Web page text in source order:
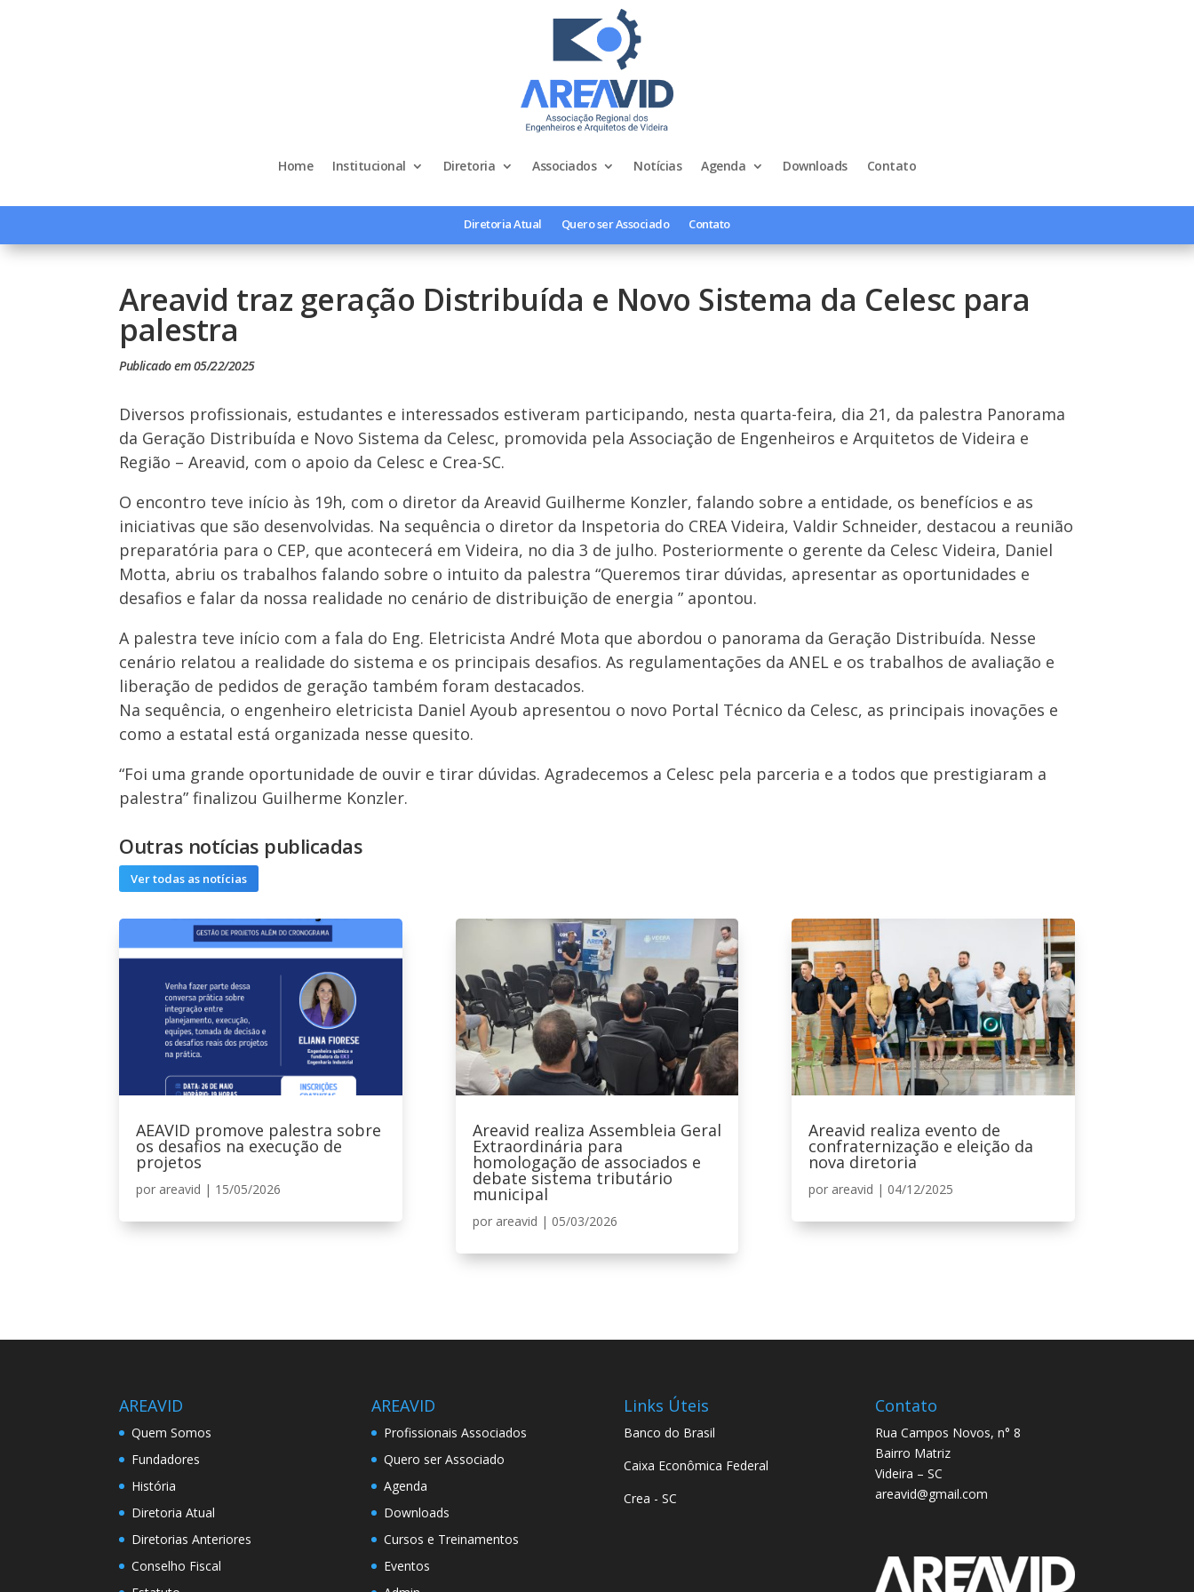
Home Institucional Diretoria Associados Notícias Agenda Downloads Contato
Diretoria Atual Quero ser Associado Contato
Areavid traz geração Distribuída e Novo Sistema da Celesc para
palestra
Publicado em 05/22/2025
Diversos profissionais, estudantes e interessados estiveram participando, nesta quarta-feira, dia 21, da palestra Panorama
da Geração Distribuída e Novo Sistema da Celesc, promovida pela Associação de Engenheiros e Arquitetos de Videira e
Região – Areavid, com o apoio da Celesc e Crea-SC.
O encontro teve início às 19h, com o diretor da Areavid Guilherme Konzler, falando sobre a entidade, os benefícios e as
iniciativas que são desenvolvidas. Na sequência o diretor da Inspetoria do CREA Videira, Valdir Schneider, destacou a reunião
preparatória para o CEP, que acontecerá em Videira, no dia 3 de julho. Posteriormente o gerente da Celesc Videira, Daniel
Motta, abriu os trabalhos falando sobre o intuito da palestra “Queremos tirar dúvidas, apresentar as oportunidades e
desafios e falar da nossa realidade no cenário de distribuição de energia ” apontou.
A palestra teve início com a fala do Eng. Eletricista André Mota que abordou o panorama da Geração Distribuída. Nesse
cenário relatou a realidade do sistema e os principais desafios. As regulamentações da ANEL e os trabalhos de avaliação e
liberação de pedidos de geração também foram destacados.
Na sequência, o engenheiro eletricista Daniel Ayoub apresentou o novo Portal Técnico da Celesc, as principais inovações e
como a estatal está organizada nesse quesito.
“Foi uma grande oportunidade de ouvir e tirar dúvidas. Agradecemos a Celesc pela parceria e a todos que prestigiaram a
palestra” finalizou Guilherme Konzler.
Outras notícias publicadas
Ver todas as notícias
AEAVID promove palestra sobre
os desafios na execução de
projetos
por areavid | 15/05/2026
Areavid realiza Assembleia Geral
Extraordinária para
homologação de associados e
debate sistema tributário
municipal
por areavid | 05/03/2026
Areavid realiza evento de
confraternização e eleição da
nova diretoria
por areavid | 04/12/2025
AREAVID
Quem Somos
Fundadores
História
Diretoria Atual
Diretorias Anteriores
Conselho Fiscal
AREAVID
Profissionais Associados
Quero ser Associado
Agenda
Downloads
Cursos e Treinamentos
Eventos
Links Úteis
Banco do Brasil
Caixa Econômica Federal
Crea - SC
Contato
Rua Campos Novos, n° 8
Bairro Matriz
Videira – SC
areavid@gmail.com